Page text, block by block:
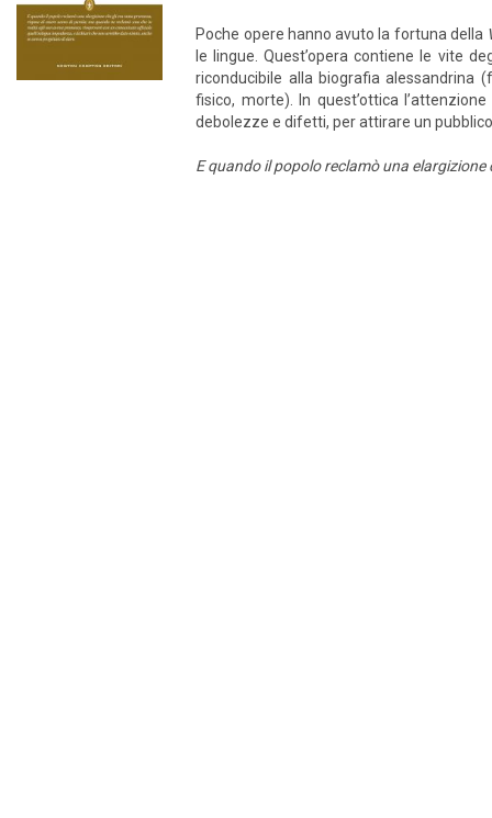
Poche opere hanno avuto la fortuna della
le lingue. Quest’opera contiene le vite
riconducibile alla biografia alessandrina
fisico, morte). In quest’ottica
debolezze e difetti, per attirare un
E quando il popolo reclamò una